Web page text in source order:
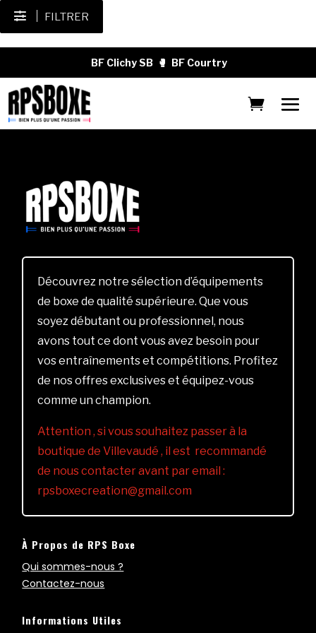
FILTRER
BF Clichy SB 🥊 BF Courtry
Découvrez notre sélection d’équipements
de boxe de qualité supérieure. Que vous
soyez débutant ou professionnel, nous
avons tout ce dont vous avez besoin pour
vos entraînements et compétitions. Profitez
de nos offres exclusives et équipez-vous
comme un champion.
Attention , si vous souhaitez passer à la
boutique de Villevaudé , il est recommandé
de nous contacter avant par email :
rpsboxecreation@gmail.com
À Propos de RPS Boxe
Qui sommes-nous ?
Contactez-nous
Informations Utiles